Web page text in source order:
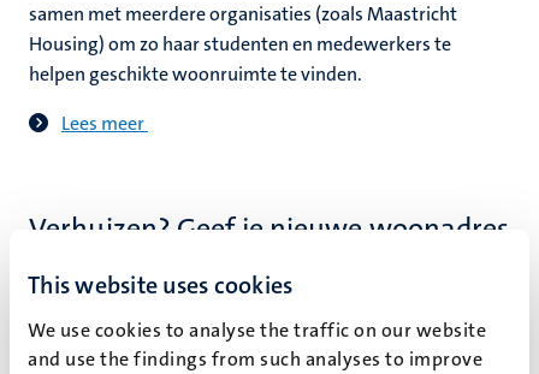
This website uses cookies
We use cookies to analyse the traffic on our website
and use the findings from such analyses to improve
samen met meerdere organisaties (zoals Maastricht
Housing) om zo haar studenten en medewerkers te
helpen geschikte woonruimte te vinden.
Lees meer
Verhuizen? Geef je nieuwe woonadres
door
Ben je student aan de UM en ga je verhuizen? Zorg dan dat
je nieuwe woonadres bij de Universiteit Maastricht
bekend is. Hoe je dat doet is afhankelijk van je situatie.